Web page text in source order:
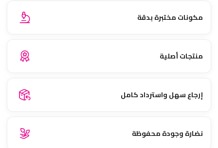
مكونات مختبرة بدقة
منتجات أصلية
إرجاع سهل واسترداد كامل
نضارة وجودة محفوظة